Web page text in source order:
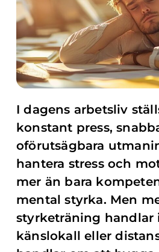
I dagens arbetsliv
konstant press,
oförutsägbara
hantera stress och
mer än bara
mental styrka. Men
styrketräning handlar
känslokall eller